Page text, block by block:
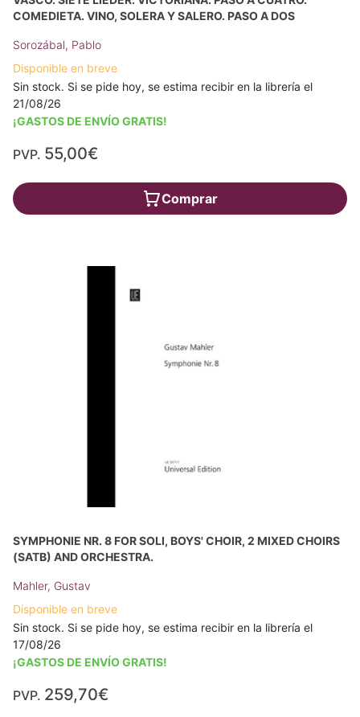
COMEDIETA. VINO, SOLERA Y SALERO. PASO A DOS
Sorozábal, Pablo
Disponible en breve
Sin stock. Si se pide hoy, se estima recibir en la librería el
21/08/26
¡GASTOS DE ENVÍO GRATIS!
PVP. 55,00€
Comprar
SYMPHONIE NR. 8 FOR SOLI, BOYS' CHOIR, 2 MIXED CHOIRS
(SATB) AND ORCHESTRA.
Mahler, Gustav
Disponible en breve
Sin stock. Si se pide hoy, se estima recibir en la librería el
17/08/26
¡GASTOS DE ENVÍO GRATIS!
PVP. 259,70€